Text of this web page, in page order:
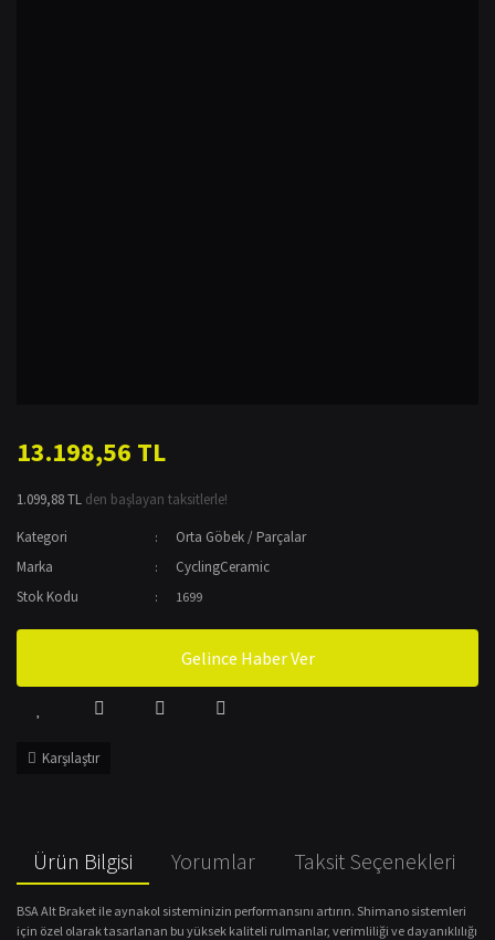
13.198,56 TL
1.099,88 TL den başlayan taksitlerle!
Kategori
Orta Göbek / Parçalar
Marka
CyclingCeramic
Stok Kodu
1699
Gelince Haber Ver
Karşılaştır
Ürün Bilgisi Yorumlar Taksit Seçenekleri
BSA Alt Braket ile aynakol sisteminizin performansını artırın. Shimano sistemleri
için özel olarak tasarlanan bu yüksek kaliteli rulmanlar, verimliliği ve dayanıklılığı